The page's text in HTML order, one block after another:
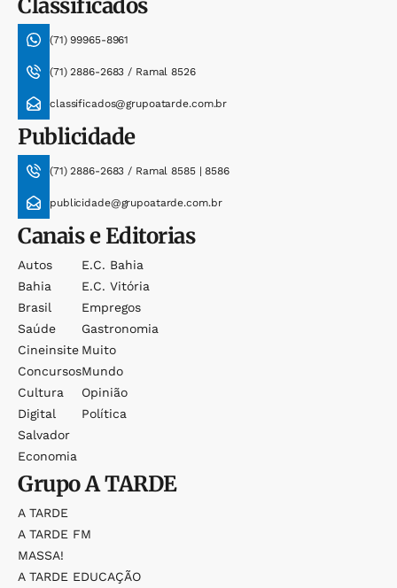
Classificados
(71) 99965-8961
(71) 2886-2683 / Ramal 8526
classificados@grupoatarde.com.br
Publicidade
(71) 2886-2683 / Ramal 8585 | 8586
publicidade@grupoatarde.com.br
Canais e Editorias
Autos
Bahia
Brasil
Saúde
Cineinsite
Concursos
Cultura
Digital
Salvador
Economia
E.c. Bahia
E.c. Vitória
Empregos
Gastronomia
Muito
Mundo
Opinião
Política
GrupoA TARDE
A TARDE
A TARDE FM
MASSA!
A TARDE EDUCAÇÃO